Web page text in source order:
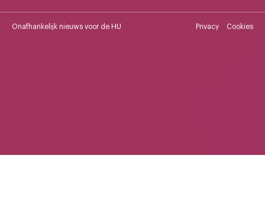
Onafhankelijk nieuws voor de HU Privacy Cookies